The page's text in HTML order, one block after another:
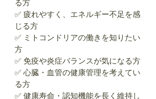
る方
✅ 疲れやすく、エネルギー不足を感
じる方
✅ ミトコンドリアの働きを知りたい
方
✅ 免疫や炎症バランスが気になる方
✅ 心臓・血管の健康管理を考えてい
る方
✅ 健康寿命・認知機能を長く維持し